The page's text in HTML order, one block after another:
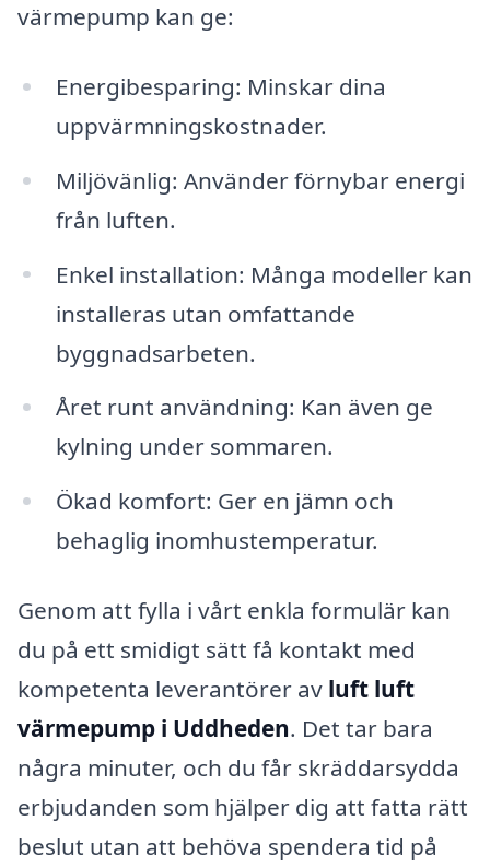
värmepump kan ge:
Energibesparing: Minskar dina
uppvärmningskostnader.
Miljövänlig: Använder förnybar energi
från luften.
Enkel installation: Många modeller kan
installeras utan omfattande
byggnadsarbeten.
Året runt användning: Kan även ge
kylning under sommaren.
Ökad komfort: Ger en jämn och
behaglig inomhustemperatur.
Genom att fylla i vårt enkla formulär kan
du på ett smidigt sätt få kontakt med
kompetenta leverantörer av luft luft
värmepump i Uddheden. Det tar bara
några minuter, och du får skräddarsydda
erbjudanden som hjälper dig att fatta rätt
beslut utan att behöva spendera tid på